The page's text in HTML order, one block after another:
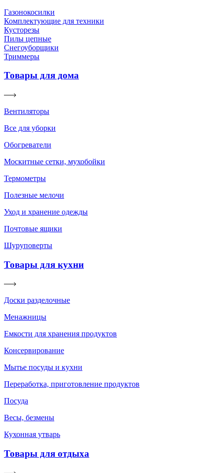
Газонокосилки
Комплектующие для техники
Кусторезы
Пилы цепные
Снегоуборщики
Триммеры
Товары для дома
Вентиляторы
Все для уборки
Обогреватели
Москитные сетки, мухобойки
Термометры
Полезные мелочи
Уход и хранение одежды
Почтовые ящики
Шуруповерты
Товары для кухни
Доски разделочные
Менажницы
Емкости для хранения продуктов
Консервирование
Мытье посуды и кухни
Переработка, приготовление продуктов
Посуда
Весы, безмены
Кухонная утварь
Товары для отдыха